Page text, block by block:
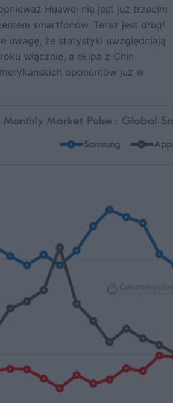
Huawei nie jest już trzecim
smartfonów. Teraz jest drugi.
uwagę, że statystyki uwzględniają
włącznie, a ekipa z Chin
oponentów już w